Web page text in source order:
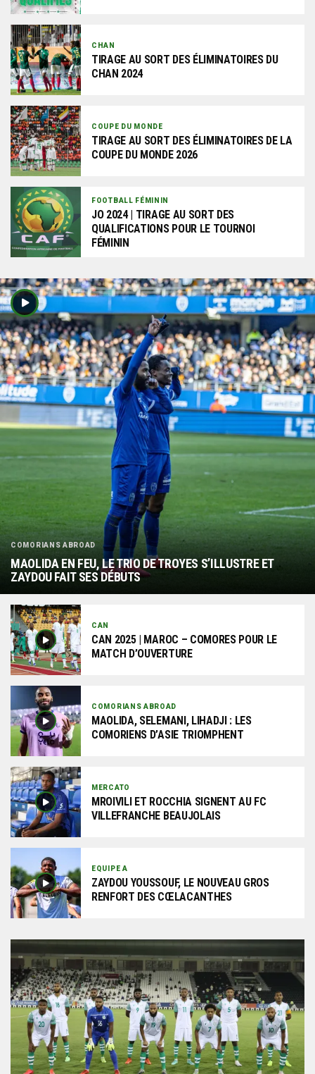
CHAN
TIRAGE AU SORT DES ÉLIMINATOIRES DU
CHAN 2024
COUPE DU MONDE
TIRAGE AU SORT DES ÉLIMINATOIRES DE LA
COUPE DU MONDE 2026
FOOTBALL FÉMININ
JO 2024 | TIRAGE AU SORT DES
QUALIFICATIONS POUR LE TOURNOI
FÉMININ
COMORIANS ABROAD
MAOLIDA EN FEU, LE TRIO DE TROYES S’ILLUSTRE ET
ZAYDOU FAIT SES DÉBUTS
CAN
CAN 2025 | MAROC – COMORES POUR LE
MATCH D’OUVERTURE
COMORIANS ABROAD
MAOLIDA, SELEMANI, LIHADJI : LES
COMORIENS D’ASIE TRIOMPHENT
MERCATO
MROIVILI ET ROCCHIA SIGNENT AU FC
VILLEFRANCHE BEAUJOLAIS
EQUIPE A
ZAYDOU YOUSSOUF, LE NOUVEAU GROS
RENFORT DES CŒLACANTHES